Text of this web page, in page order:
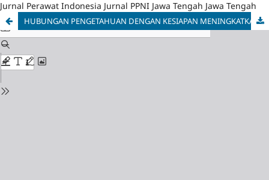
Jurnal Perawat Indonesia Jurnal PPNI Jawa Tengah Jawa Tengah
HUBUNGAN PENGETAHUAN DENGAN KESIAPAN MENINGKATKAN MANAJEMEN KESEHATAN BERBASIS KEPERAWATAN KOMPLEMENTER DAN ALTERNATIF PADA PENDERITA HIPERTENSI